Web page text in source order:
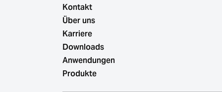
Kontakt
Über uns
Karriere
Downloads
Anwendungen
Produkte